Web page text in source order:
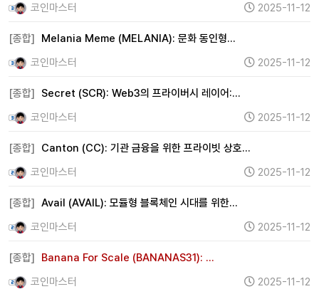
코인마스터
2025-11-12
[종합]
Melania Meme (MELANIA): 문화 동인형…
코인마스터
2025-11-12
[종합]
Secret (SCR): Web3의 프라이버시 레이어:…
코인마스터
2025-11-12
[종합]
Canton (CC): 기관 금융을 위한 프라이빗 상호…
코인마스터
2025-11-12
[종합] Avail (AVAIL): 모듈형 블록체인 시대를 위한…
코인마스터
2025-11-12
[종합]
Banana For Scale (BANANAS31): …
코인마스터
2025-11-12